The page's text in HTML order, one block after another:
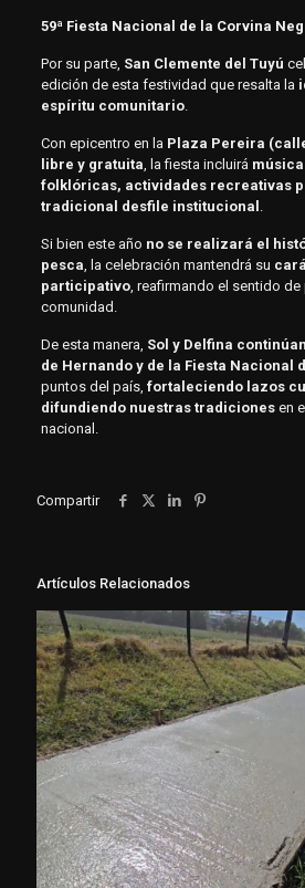
59ª Fiesta Nacional de la Corvina
Por su parte, San Clemente del Tuyú
edición de esta festividad que resalta la
espíritu comunitario.
Con epicentro en la Plaza Pereira
libre y gratuita, la fiesta incluirá
folklóricas, actividades recreativas
tradicional desfile institucional .
Si bien este año no se realizará el
pesca, la celebración mantendrá su
participativo, reafirmando el sentido
comunidad.
De esta manera, Sol y Delfina
de Hernando y de la Fiesta Nacional
puntos del país, fortaleciendo lazos
difundiendo nuestras tradicionesen
nacional.
Compartir
Artículos Relacionados